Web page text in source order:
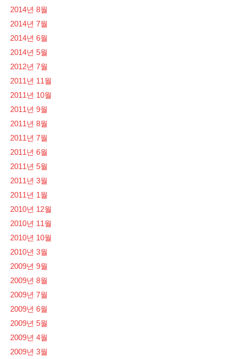
2014년 8월
2014년 7월
2014년 6월
2014년 5월
2012년 7월
2011년 11월
2011년 10월
2011년 9월
2011년 8월
2011년 7월
2011년 6월
2011년 5월
2011년 3월
2011년 1월
2010년 12월
2010년 11월
2010년 10월
2010년 3월
2009년 9월
2009년 8월
2009년 7월
2009년 6월
2009년 5월
2009년 4월
2009년 3월